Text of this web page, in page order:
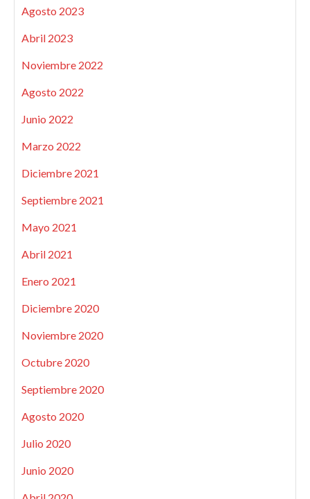
Agosto 2023
Abril 2023
Noviembre 2022
Agosto 2022
Junio 2022
Marzo 2022
Diciembre 2021
Septiembre 2021
Mayo 2021
Abril 2021
Enero 2021
Diciembre 2020
Noviembre 2020
Octubre 2020
Septiembre 2020
Agosto 2020
Julio 2020
Junio 2020